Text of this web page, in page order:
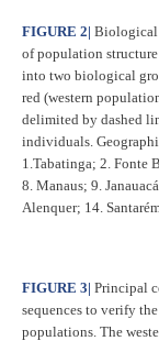
FIGURE 2| Biological
of population
into two biological
red (western
delimited by dashed
individuals.
1.Tabatinga; 2. Fonte
8. Manaus; 9.
Alenquer; 14.
FIGURE 3| Principal
sequences to verify
populations. The